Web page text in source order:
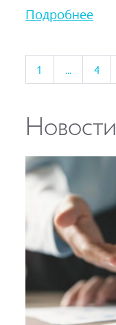
Подробнее
1 ... 4
Новости